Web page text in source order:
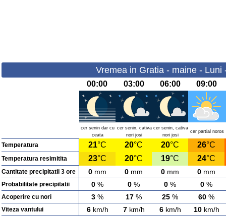
Vremea in Gratia - maine - Luni
00:00 03:00 06:00 09:00
cer senin dar cu
ceata
cer senin, cativa
nori josi
cer senin, cativa
nori josi
cer partial noros
Temperatura 21°C 20°C 20°C 26°C
Temperatura resimitita 23°C 20°C 19°C 24°C
Cantitate precipitatii 3 ore 0 mm 0 mm 0 mm 0 mm
Probabilitate precipitatii 0 % 0 % 0 % 0 %
Acoperire cu nori 3 % 17 % 25 % 60 %
Viteza vantului 6km/h 7km/h 6km/h 10km/h